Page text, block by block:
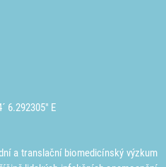
6.292305" E
a translační biomedicínský výzkum